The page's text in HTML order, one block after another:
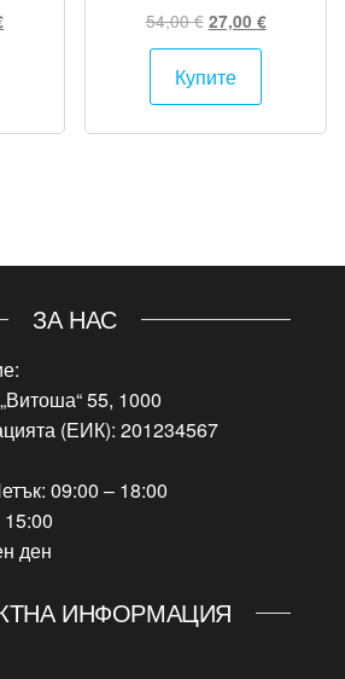
Текущата
54,00€ Original
price
was:
27,00 €Текущата
Купите
ЗА НАС
55, 1000
(ЕИК): 201234567
09:00 – 18:00
ден
ИНФОРМАЦИЯ